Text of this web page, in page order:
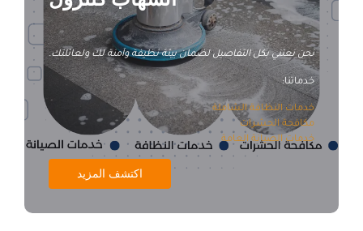
نحن نعتني بكل التفاصيل لضمان بيئة نظيفة وآمنة لك ولعائلتك.
خدماتنا:
خدمات النظافة الشاملة
مكافحة الحشرات
خدمات الصيانة العامة
اكتشف المزيد